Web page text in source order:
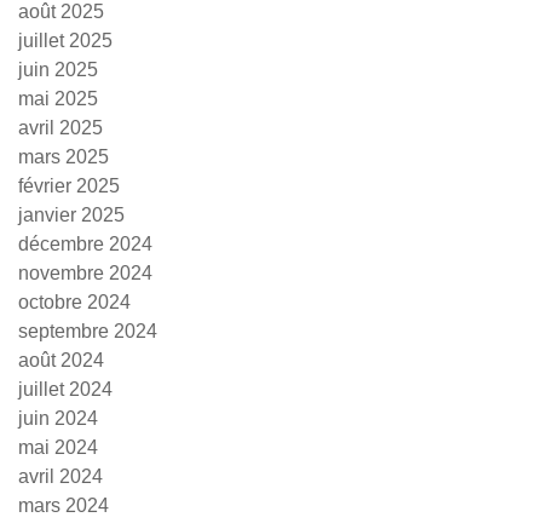
août 2025
juillet 2025
juin 2025
mai 2025
avril 2025
mars 2025
février 2025
janvier 2025
décembre 2024
novembre 2024
octobre 2024
septembre 2024
août 2024
juillet 2024
juin 2024
mai 2024
avril 2024
mars 2024